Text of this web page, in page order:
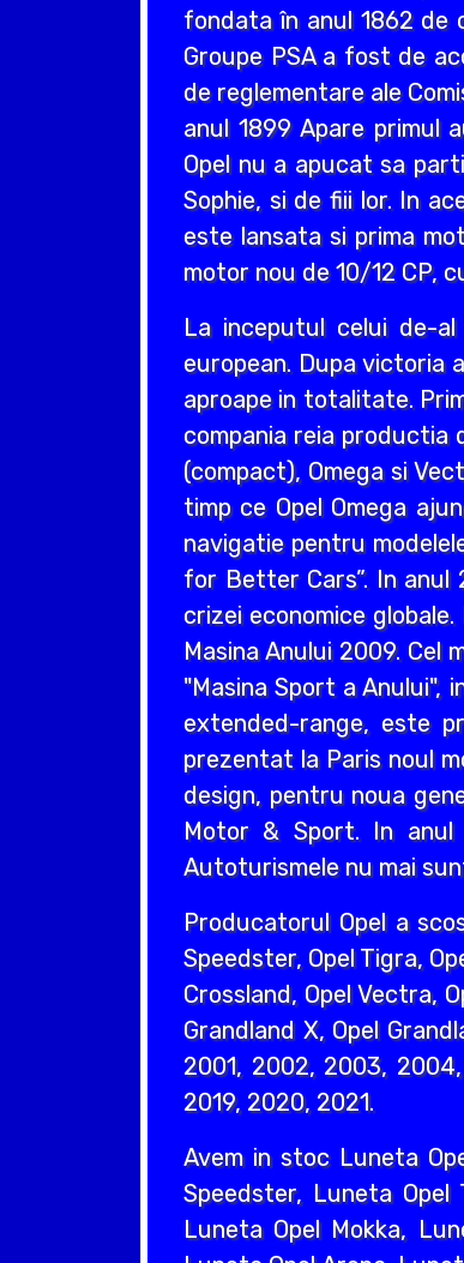
fondata în anul 1862 de
Groupe PSA a fost de
de reglementare ale
anul 1899 Apare primul
Opel nu a apucat sa
Sophie, si de fiii lor. In
este lansata si prima
motor nou de 10/12 CP,
La inceputul celui de-
european. Dupa victoria
aproape in totalitate.
compania reia productia
(compact), Omega si
timp ce Opel Omega
navigatie pentru
for Better Cars”. In anul
crizei economice
Masina Anului 2009.
"Masina Sport a Anului",
extended-range, este
prezentat la Paris noul
design, pentru noua
Motor & Sport. In anul
Autoturismele nu mai
Producatorul Opel a
Speedster, Opel Tigra,
Crossland, Opel Vectra,
Grandland X, Opel
2001, 2002, 2003,
2019, 2020, 2021.
Avem in stoc Luneta
Speedster, Luneta Opel
Luneta Opel Mokka,